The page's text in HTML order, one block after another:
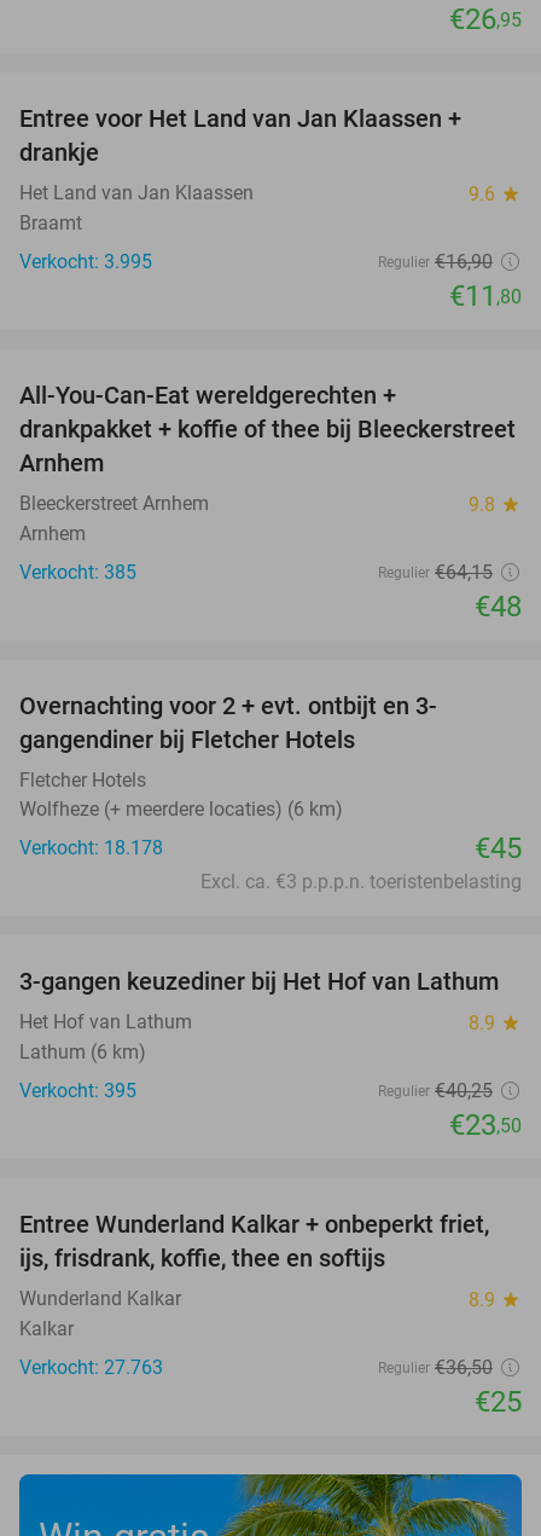
€26,95
Entree voor Het Land van Jan Klaassen +
drankje
Het Land van Jan Klaassen 9.6 star
Braamt
Verkocht: 3.995
Regulier €16,90
€11 ,80
All-You-Can-Eat wereldgerechten +
drankpakket + koffie of thee bij Bleeckerstreet
Arnhem
Bleeckerstreet Arnhem 9.8 star
Arnhem
Verkocht: 385
Regulier €64,15
€48
Overnachting voor 2 + evt. ontbijt en 3-
gangendiner bij Fletcher Hotels
Fletcher Hotels
Wolfheze (+ meerdere locaties) (6 km)
Verkocht: 18.178
€45
Excl. ca. €3 p.p.p.n. toeristenbelasting
42%
3-gangen keuzediner bij Het Hof van Lathum
Het Hof van Lathum 8.9 star
Lathum (6 km)
Verkocht: 395
Regulier €40,25
€23,50
32%
Entree Wunderland Kalkar + onbeperkt friet,
ijs, frisdrank, koffie, thee en softijs
Wunderland Kalkar 8.9 star
Kalkar
Verkocht: 27.763
Regulier €36,50
€25